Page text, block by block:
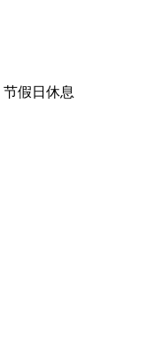
节假日休息